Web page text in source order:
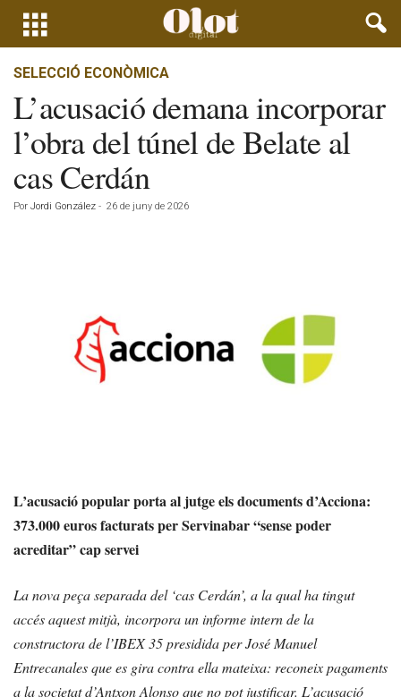
SELECCIÓ ECONÒMICA
L’acusació demana incorporar
l’obra del túnel de Belate al
cas Cerdán
Por Jordi González - 26 de juny de 2026
L’acusació popular porta al jutge els documents d’Acciona:
373.000 euros facturats per Servinabar “sense poder
acreditar” cap servei
La nova peça separada del ‘cas Cerdán’, a la qual ha tingut
accés aquest mitjà, incorpora un informe intern de la
constructora de l’IBEX 35 presidida per José Manuel
Entrecanales que es gira contra ella mateixa: reconeix pagaments
a la societat d’Antxon Alonso que no pot justificar. L’acusació